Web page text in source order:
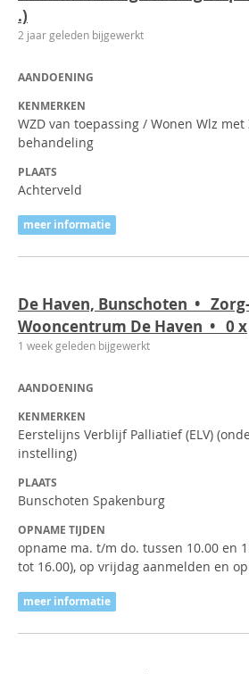
.)
2 jaar geleden bijgewerkt
AANDOENING
KENMERKEN
WZD van toepassing / Wonen Wlz met
behandeling
PLAATS
Achterveld
meer informatie
De Haven, Bunschoten •
Wooncentrum De Haven • 0 x
1 week geleden bijgewerkt
AANDOENING
KENMERKEN
Eerstelijns Verblijf Palliatief (ELV)
instelling)
PLAATS
Bunschoten Spakenburg
OPNAME TIJDEN
opname ma. t/m do. tussen 10.00 en
tot 16.00), op vrijdag aanmelden en
meer informatie